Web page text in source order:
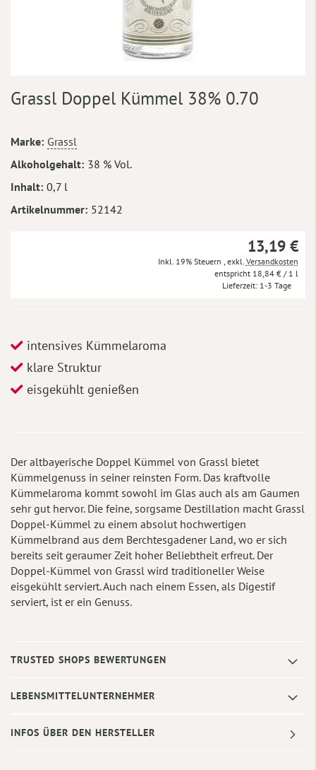
Anfang
springen
Grassl Doppel Kümmel 38% 0.70
Mehr
Informationen
Marke Grassl
Alkoholgehalt 38 % Vol.
Inhalt 0,7 l
Artikelnummer 52142
13,19 €
Inkl. 19% Steuern exkl. Versandkosten
18,84 € / 1 l
Lieferzeit 1-3 Tage
intensives Kümmelaroma
klare Struktur
eisgekühlt genießen
Der altbayerische Doppel Kümmel von Grassl bietet
Kümmelgenuss in seiner reinsten Form. Das kraftvolle
Kümmelaroma kommt sowohl im Glas auch als am Gaumen
sehr gut hervor. Die feine, sorgsame Destillation macht Grassl
Doppel-Kümmel zu einem absolut hochwertigen
Kümmelbrand aus dem Berchtesgadener Land, wo er sich
bereits seit geraumer Zeit hoher Beliebtheit erfreut. Der
Doppel-Kümmel von Grassl wird traditioneller Weise
eisgekühlt serviert. Auch nach einem Essen, als Digestif
serviert, ist er ein Genuss.
TRUSTED SHOPS BEWERTUNGEN
LEBENSMITTELUNTERNEHMER
INFOS ÜBER DEN HERSTELLER